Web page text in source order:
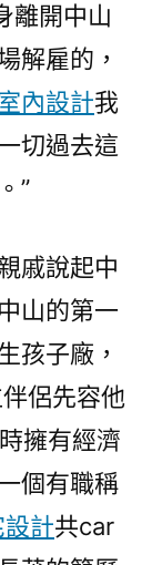
離開中山
解雇的，
內設計我
切過去這
”
戚說起中
山的第一
孩子廠，
侶先容他
擁有經濟
個有職稱
設計共car